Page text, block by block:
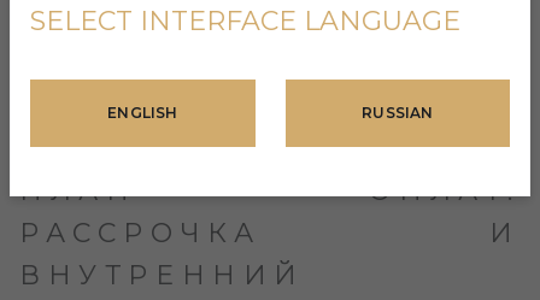
ПЛАН ОПЛАТ:
РАССРОЧКА И
ВНУТРЕННИЙ
SELECT INTERFACE LANGUAGE
ENGLISH RUSSIAN